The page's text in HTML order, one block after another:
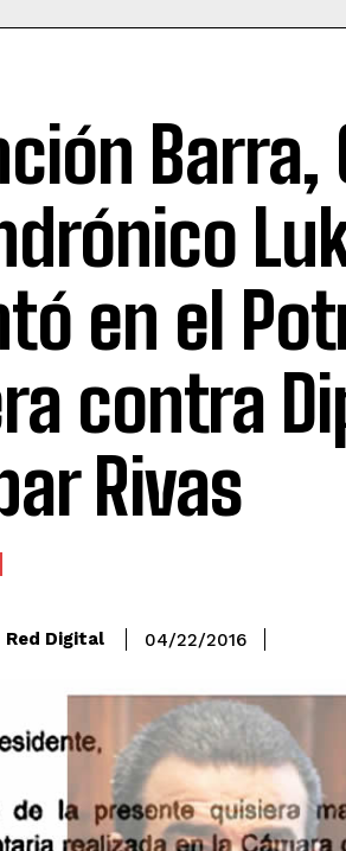
Barra,
en el
contra
Rivas
Red Digital 04/22/2016